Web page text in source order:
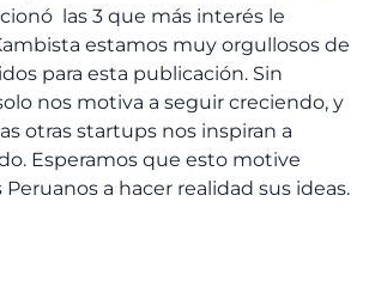
las 3 que más interés le
estamos muy orgullosos de
para esta publicación. Sin
nos motiva a seguir creciendo, y
otras startups nos inspiran a
Esperamos que esto motive
a hacer realidad sus ideas.